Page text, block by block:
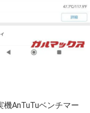
機AnTuTuベンチマー